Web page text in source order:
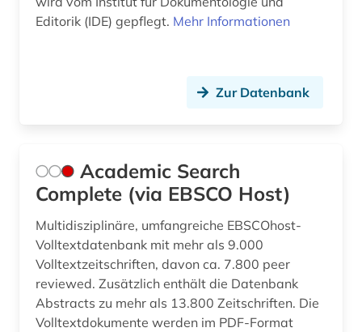
choralbearbeitung (3)
christoph willibald (1)
clara (1)
cognitive neuroscience (1)
compact-disc (1)
computermusik (1)
Editorik (IDE) gepflegt. Mehr Informationen
Zur Datenbank
Academic Search
Complete (via EBSCO Host)
Multidisziplinäre, umfangreiche EBSCOhost-
Volltextdatenbank mit mehr als 9.000
Volltextzeitschriften, davon ca. 7.800 peer
reviewed. Zusätzlich enthält die Datenbank
Abstracts zu mehr als 13.800 Zeitschriften. Die
Volltextdokumente werden im PDF-Format